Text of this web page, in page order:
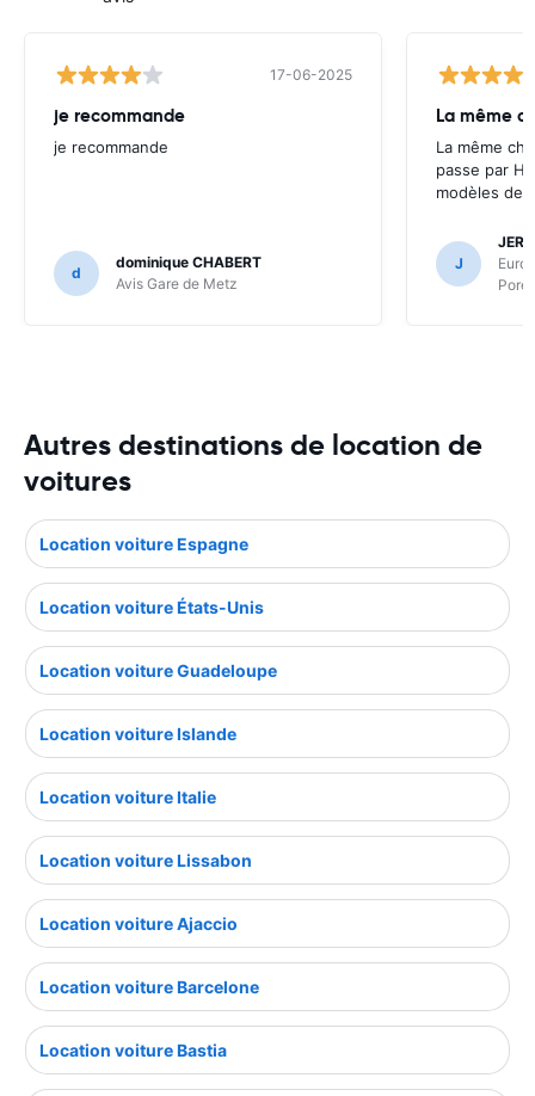
17-06-2025
je recommande
je recommande
d
dominique CHABERT
Avis Gare de Metz
La même
La même
passe par
modèles de
J
Autres destinations de location de
voitures
Location voiture Espagne
Location voiture États-Unis
Location voiture Guadeloupe
Location voiture Islande
Location voiture Italie
Location voiture Lissabon
Location voiture Ajaccio
Location voiture Barcelone
Location voiture Bastia